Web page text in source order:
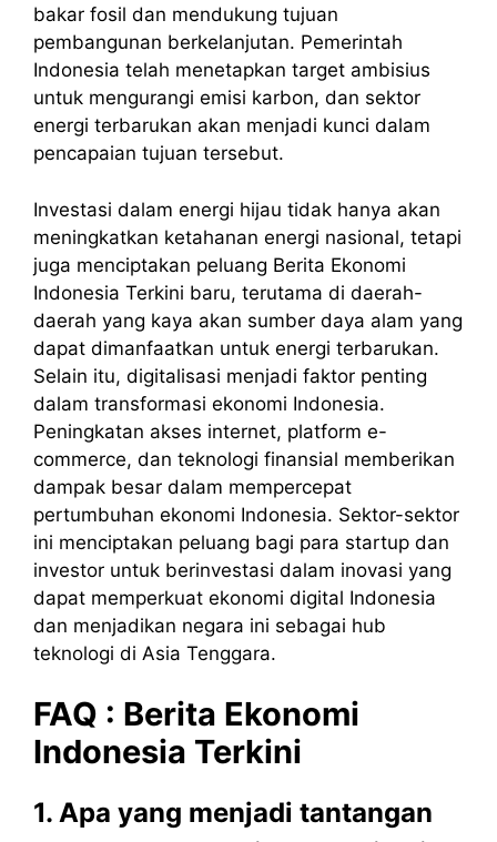
bakar fosil dan mendukung tujuan
pembangunan berkelanjutan. Pemerintah
Indonesia telah menetapkan target ambisius
untuk mengurangi emisi karbon, dan sektor
energi terbarukan akan menjadi kunci dalam
pencapaian tujuan tersebut.
Investasi dalam energi hijau tidak hanya akan
meningkatkan ketahanan energi nasional, tetapi
juga menciptakan peluang Berita Ekonomi
Indonesia Terkini baru, terutama di daerah-
daerah yang kaya akan sumber daya alam yang
dapat dimanfaatkan untuk energi terbarukan.
Selain itu, digitalisasi menjadi faktor penting
dalam transformasi ekonomi Indonesia.
Peningkatan akses internet, platform e-
commerce, dan teknologi finansial memberikan
dampak besar dalam mempercepat
pertumbuhan ekonomi Indonesia. Sektor-sektor
ini menciptakan peluang bagi para startup dan
investor untuk berinvestasi dalam inovasi yang
dapat memperkuat ekonomi digital Indonesia
dan menjadikan negara ini sebagai hub
teknologi di Asia Tenggara.
FAQ : Berita Ekonomi
Indonesia Terkini
1. Apa yang menjadi tantangan